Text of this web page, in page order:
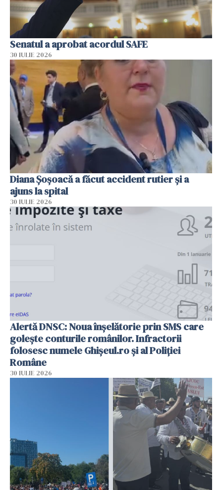
Senatul a aprobat acordul SAFE
30 IULIE 2026
Diana Șoșoacă a făcut accident rutier și a
ajuns la spital
30 IULIE 2026
Alertă DNSC: Noua înșelătorie prin SMS care
golește conturile românilor. Infractorii
folosesc numele Ghișeul.ro și al Poliției
Române
30 IULIE 2026